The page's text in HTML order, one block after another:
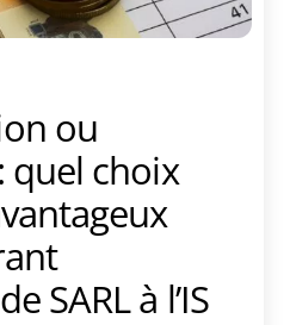
ou
quel choix
SARL à l’IS